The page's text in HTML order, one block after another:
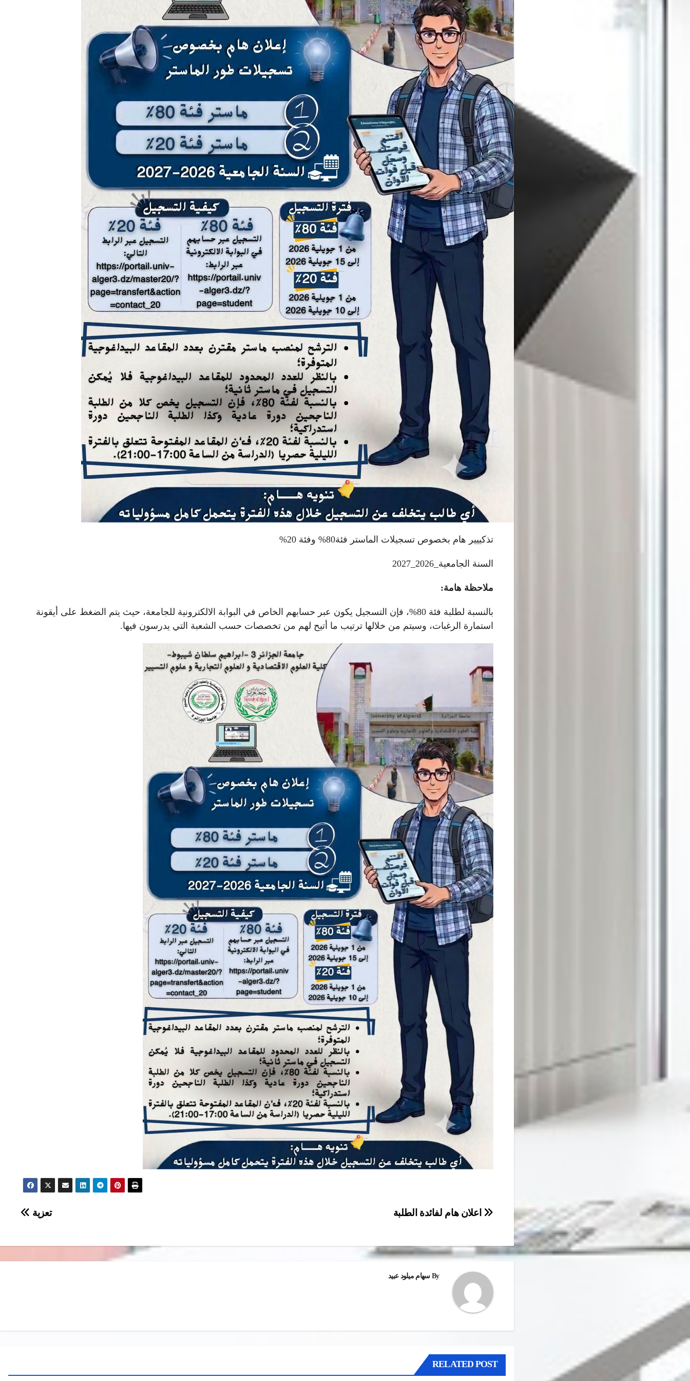
تذكييير هام بخصوص تسجيلات الماستر فئة80% وفئة 20%
السنة الجامعية_2026_2027
ملاحظة هامة:
بالنسبة لطلبة فئة 80%، فإن التسجيل يكون عبر حسابهم الخاص في البوابة الالكترونية للجامعة، حيث يتم الضغط على أيقونة
استمارة الرغبات، وسيتم من خلالها ترتيب ما أتيح لهم من تخصصات حسب الشعبة التي يدرسون فيها.
تصفّح
تعزية اعلان هام لفائدة الطلبة
By سهام ميلود عبيد
RELATED POST